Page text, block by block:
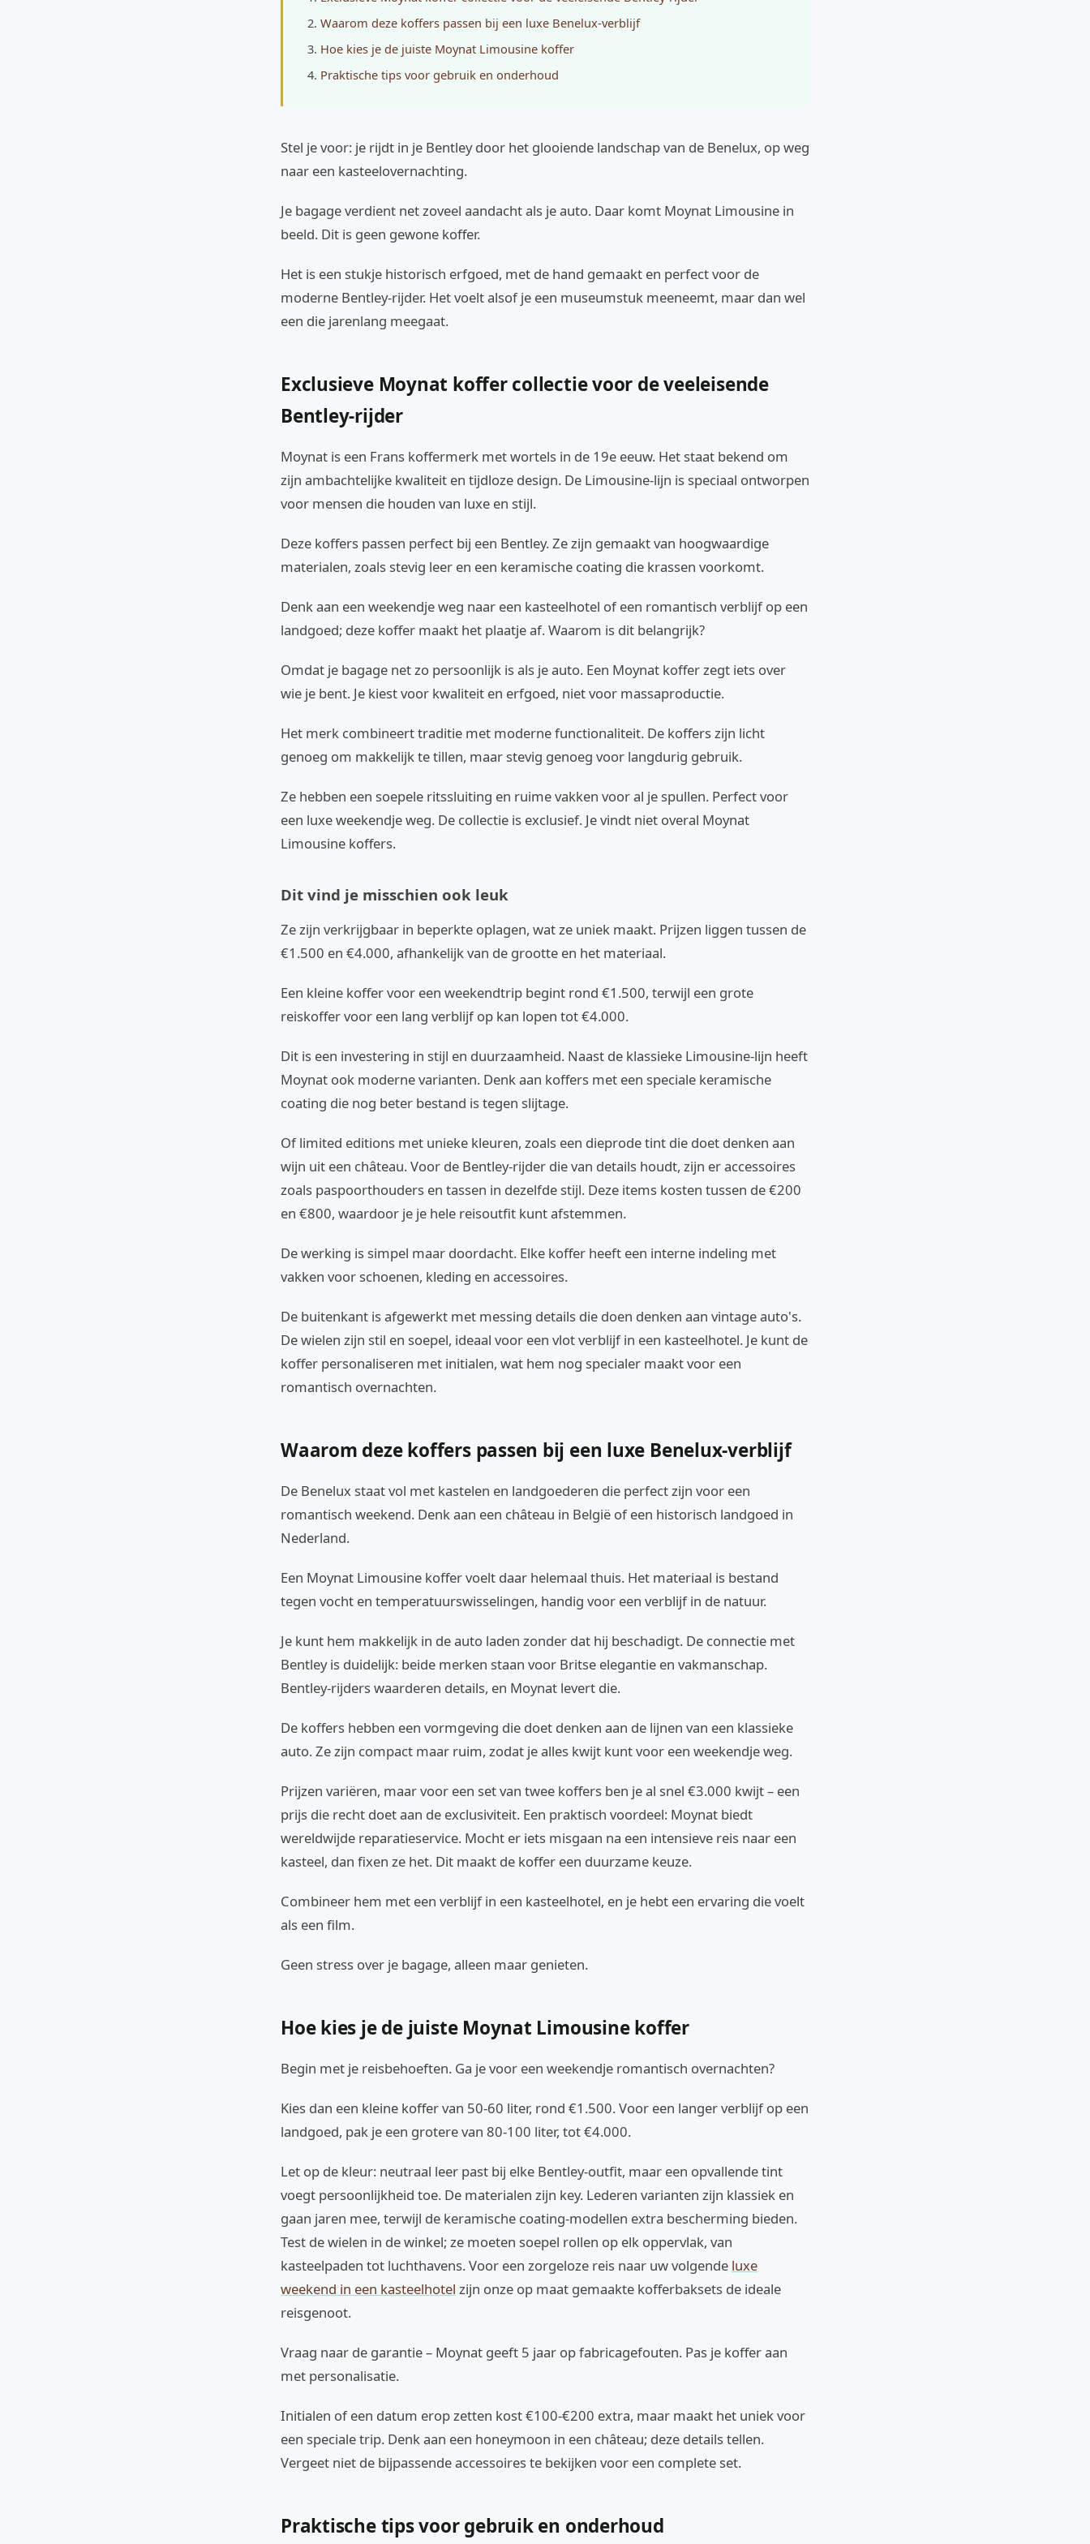
Waarom deze koffers passen bij een luxe Benelux-verblijf
Hoe kies je de juiste Moynat Limousine koffer
Praktische tips voor gebruik en onderhoud
Stel je voor: je rijdt in je Bentley door het glooiende landschap van de Benelux, op weg
naar een kasteelovernachting.
Je bagage verdient net zoveel aandacht als je auto. Daar komt Moynat Limousine in
beeld. Dit is geen gewone koffer.
Het is een stukje historisch erfgoed, met de hand gemaakt en perfect voor de
moderne Bentley-rijder. Het voelt alsof je een museumstuk meeneemt, maar dan wel
een die jarenlang meegaat.
Exclusieve Moynat koffer collectie voor de veeleisende
Bentley-rijder
Moynat is een Frans koffermerk met wortels in de 19e eeuw. Het staat bekend om
zijn ambachtelijke kwaliteit en tijdloze design. De Limousine-lijn is speciaal ontworpen
voor mensen die houden van luxe en stijl.
Deze koffers passen perfect bij een Bentley. Ze zijn gemaakt van hoogwaardige
materialen, zoals stevig leer en een keramische coating die krassen voorkomt.
Denk aan een weekendje weg naar een kasteelhotel of een romantisch verblijf op een
landgoed; deze koffer maakt het plaatje af. Waarom is dit belangrijk?
Omdat je bagage net zo persoonlijk is als je auto. Een Moynat koffer zegt iets over
wie je bent. Je kiest voor kwaliteit en erfgoed, niet voor massaproductie.
Het merk combineert traditie met moderne functionaliteit. De koffers zijn licht
genoeg om makkelijk te tillen, maar stevig genoeg voor langdurig gebruik.
Ze hebben een soepele ritssluiting en ruime vakken voor al je spullen. Perfect voor
een luxe weekendje weg. De collectie is exclusief. Je vindt niet overal Moynat
Limousine koffers.
Dit vind je misschien ook leuk
Ze zijn verkrijgbaar in beperkte oplagen, wat ze uniek maakt. Prijzen liggen tussen de
€1.500 en €4.000, afhankelijk van de grootte en het materiaal.
Een kleine koffer voor een weekendtrip begint rond €1.500, terwijl een grote
reiskoffer voor een lang verblijf op kan lopen tot €4.000.
Dit is een investering in stijl en duurzaamheid. Naast de klassieke Limousine-lijn heeft
Moynat ook moderne varianten. Denk aan koffers met een speciale keramische
coating die nog beter bestand is tegen slijtage.
Of limited editions met unieke kleuren, zoals een dieprode tint die doet denken aan
wijn uit een château. Voor de Bentley-rijder die van details houdt, zijn er accessoires
zoals paspoorthouders en tassen in dezelfde stijl. Deze items kosten tussen de €200
en €800, waardoor je je hele reisoutfit kunt afstemmen.
De werking is simpel maar doordacht. Elke koffer heeft een interne indeling met
vakken voor schoenen, kleding en accessoires.
De buitenkant is afgewerkt met messing details die doen denken aan vintage auto's.
De wielen zijn stil en soepel, ideaal voor een vlot verblijf in een kasteelhotel. Je kunt de
koffer personaliseren met initialen, wat hem nog specialer maakt voor een
romantisch overnachten.
Waarom deze koffers passen bij een luxe Benelux-verblijf
De Benelux staat vol met kastelen en landgoederen die perfect zijn voor een
romantisch weekend. Denk aan een château in België of een historisch landgoed in
Nederland.
Een Moynat Limousine koffer voelt daar helemaal thuis. Het materiaal is bestand
tegen vocht en temperatuurswisselingen, handig voor een verblijf in de natuur.
Je kunt hem makkelijk in de auto laden zonder dat hij beschadigt. De connectie met
Bentley is duidelijk: beide merken staan voor Britse elegantie en vakmanschap.
Bentley-rijders waarderen details, en Moynat levert die.
De koffers hebben een vormgeving die doet denken aan de lijnen van een klassieke
auto. Ze zijn compact maar ruim, zodat je alles kwijt kunt voor een weekendje weg.
Prijzen variëren, maar voor een set van twee koffers ben je al snel €3.000 kwijt – een
prijs die recht doet aan de exclusiviteit. Een praktisch voordeel: Moynat biedt
wereldwijde reparatieservice. Mocht er iets misgaan na een intensieve reis naar een
kasteel, dan fixen ze het. Dit maakt de koffer een duurzame keuze.
Combineer hem met een verblijf in een kasteelhotel, en je hebt een ervaring die voelt
als een film.
Geen stress over je bagage, alleen maar genieten.
Hoe kies je de juiste Moynat Limousine koffer
Begin met je reisbehoeften. Ga je voor een weekendje romantisch overnachten?
Kies dan een kleine koffer van 50-60 liter, rond €1.500. Voor een langer verblijf op een
landgoed, pak je een grotere van 80-100 liter, tot €4.000.
Let op de kleur: neutraal leer past bij elke Bentley-outfit, maar een opvallende tint
voegt persoonlijkheid toe. De materialen zijn key. Lederen varianten zijn klassiek en
gaan jaren mee, terwijl de keramische coating-modellen extra bescherming bieden.
Test de wielen in de winkel; ze moeten soepel rollen op elk oppervlak, van
kasteelpaden tot luchthavens. Voor een zorgeloze reis naar uw volgende luxe
weekend in een kasteelhotel zijn onze op maat gemaakte kofferbaksets de ideale
reisgenoot.
Vraag naar de garantie – Moynat geeft 5 jaar op fabricagefouten. Pas je koffer aan
met personalisatie.
Initialen of een datum erop zetten kost €100-€200 extra, maar maakt het uniek voor
een speciale trip. Denk aan een honeymoon in een château; deze details tellen.
Vergeet niet de bijpassende accessoires te bekijken voor een complete set.
Praktische tips voor gebruik en onderhoud